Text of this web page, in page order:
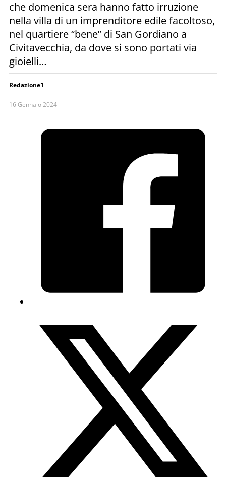
che domenica sera hanno fatto irruzione
nella villa di un imprenditore edile facoltoso,
nel quartiere “bene” di San Gordiano a
Civitavecchia, da dove si sono portati via
gioielli…
Redazione1
16 Gennaio 2024